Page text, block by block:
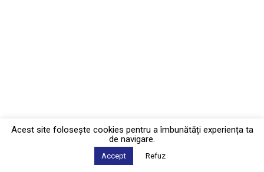
Acest site foloseşte cookies pentru a îmbunătăți experiența ta
de navigare.
Accept Refuz